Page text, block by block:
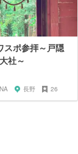
スポ参拝～戸隠
社～
長野 26